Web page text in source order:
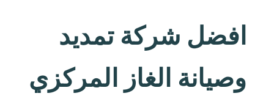
افضل شركة تمديد
وصيانة الغاز المركزي